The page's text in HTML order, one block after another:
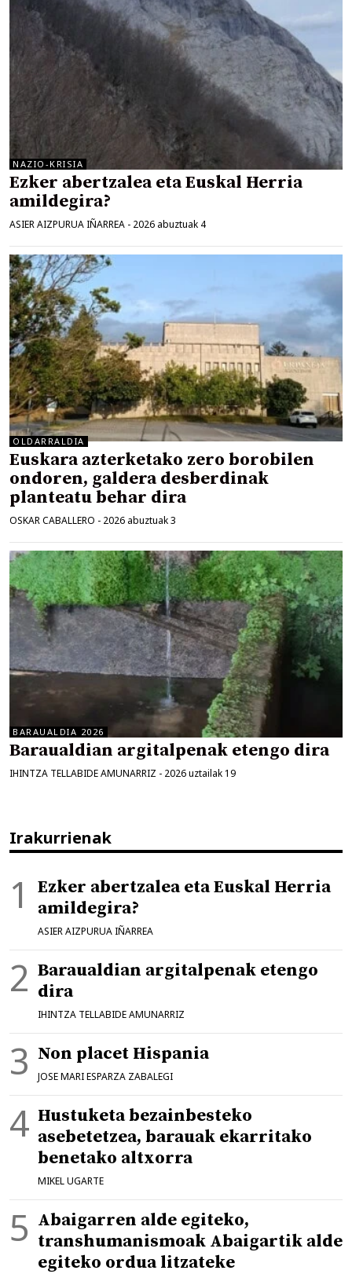
NAZIO-KRISIA
Ezker abertzalea eta Euskal Herria
amildegira?
ASIER AIZPURUA IÑARREA - 2026 abuztuak 4
OLDARRALDIA
Euskara azterketako zero borobilen
ondoren, galdera desberdinak
planteatu behar dira
OSKAR CABALLERO - 2026 abuztuak 3
BARAUALDIA 2026
Baraualdian argitalpenak etengo dira
IHINTZA TELLABIDE AMUNARRIZ - 2026 uztailak 19
Irakurrienak
Ezker abertzalea eta Euskal Herria
amildegira?
ASIER AIZPURUA IÑARREA
Baraualdian argitalpenak etengo
dira
IHINTZA TELLABIDE AMUNARRIZ
Non placet Hispania
JOSE MARI ESPARZA ZABALEGI
Hustuketa bezainbesteko
asebetetzea, barauak ekarritako
benetako altxorra
MIKEL UGARTE
Abaigarren alde egiteko,
transhumanismoak Abaigartik alde
egiteko ordua litzateke